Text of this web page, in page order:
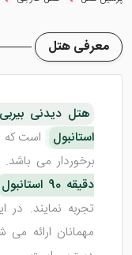
معرفی هتل
هتل دیدنی
استانبول
برخوردار می
دقیقه 90 استانبول
تجربه نمایند. در
مهمانان ارائه